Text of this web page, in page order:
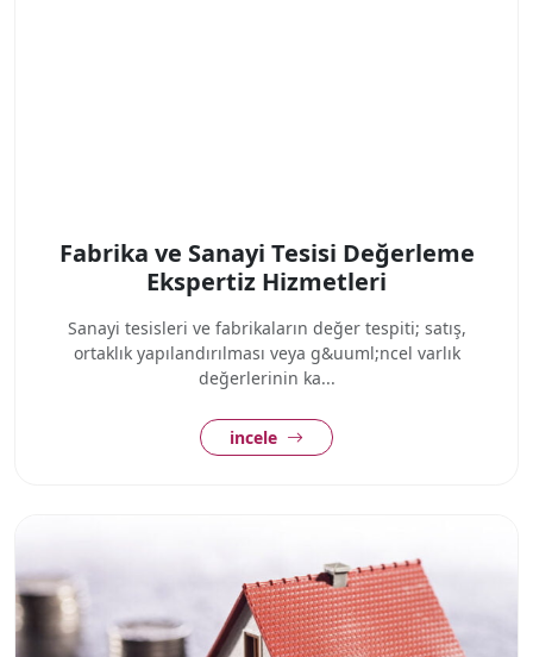
Fabrika ve Sanayi Tesisi Değerleme
Ekspertiz Hizmetleri
Sanayi tesisleri ve fabrikaların değer tespiti; satış,
ortaklık yapılandırılması veya g&uuml;ncel varlık
değerlerinin ka...
incele